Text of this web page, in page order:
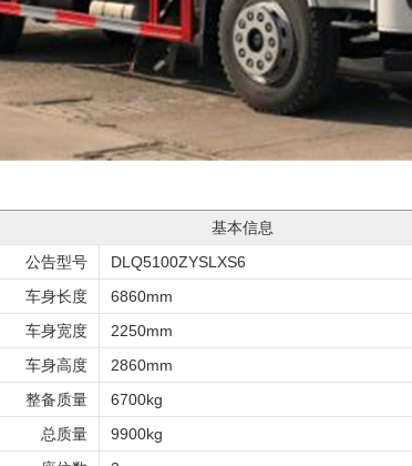
基本信息
公告型号
DLQ5100ZYSLXS6
车身长度
6860mm
车身宽度
2250mm
车身高度
2860mm
整备质量
6700kg
总质量
9900kg